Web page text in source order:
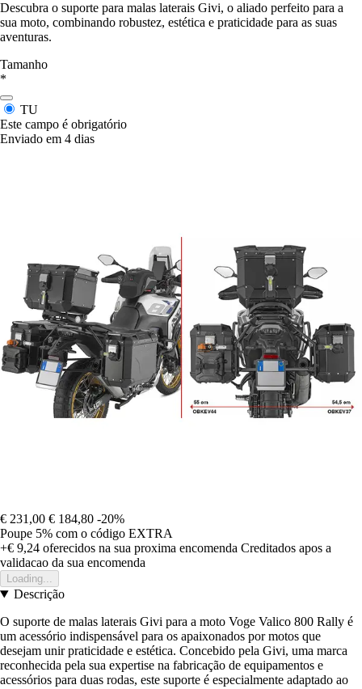
Descubra o suporte para malas laterais Givi, o aliado perfeito para a
sua moto, combinando robustez, estética e praticidade para as suas
aventuras.
Tamanho
*
TU
Este campo é obrigatório
Enviado em 4 dias
€ 231,00 € 184,80 -20%
Poupe 5% com o código EXTRA
+€ 9,24 oferecidos na sua proxima encomenda Creditados apos a
validacao da sua encomenda
Loading...
Descrição
O suporte de malas laterais Givi para a moto Voge Valico 800 Rally é
um acessório indispensável para os apaixonados por motos que
desejam unir praticidade e estética. Concebido pela Givi, uma marca
reconhecida pela sua expertise na fabricação de equipamentos e
acessórios para duas rodas, este suporte é especialmente adaptado ao